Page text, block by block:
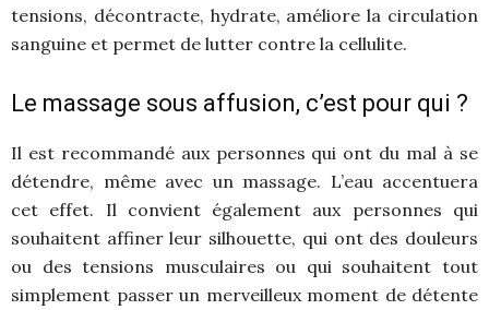
tensions, décontracte, hydrate, améliore la circulation
sanguine et permet de lutter contre la cellulite.
Le massage sous affusion, c’est pour qui ?
Il est recommandé aux personnes qui ont du mal à se
détendre, même avec un massage. L’eau accentuera
cet effet. Il convient également aux personnes qui
souhaitent affiner leur silhouette, qui ont des douleurs
ou des tensions musculaires ou qui souhaitent tout
simplement passer un merveilleux moment de détente